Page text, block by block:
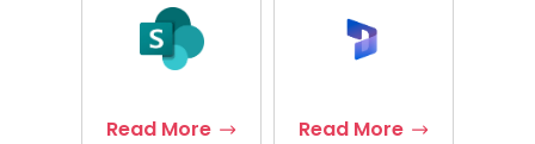
Read More Read More